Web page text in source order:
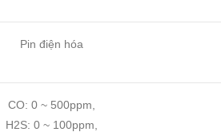
Pin điện hóa
CO: 0 ~ 500ppm,
H2S: 0 ~ 100ppm,